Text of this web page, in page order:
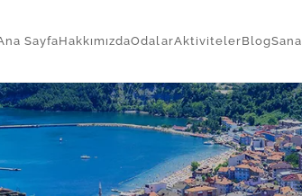
SayfaHakkımızdaOdalarAktivitelerBlog